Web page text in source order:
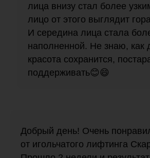
лица внизу стал более
лицо от этого выглядит
И середина лица стала
наполненной. Не знаю, как
красота сохранится,
поддерживать😊😄
Добрый день! Очень
от игольчатого лифтинга